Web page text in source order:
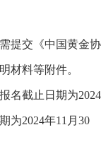
提交《中国黄金协
材料等附件。
名截止日期为2024
为2024年11月30